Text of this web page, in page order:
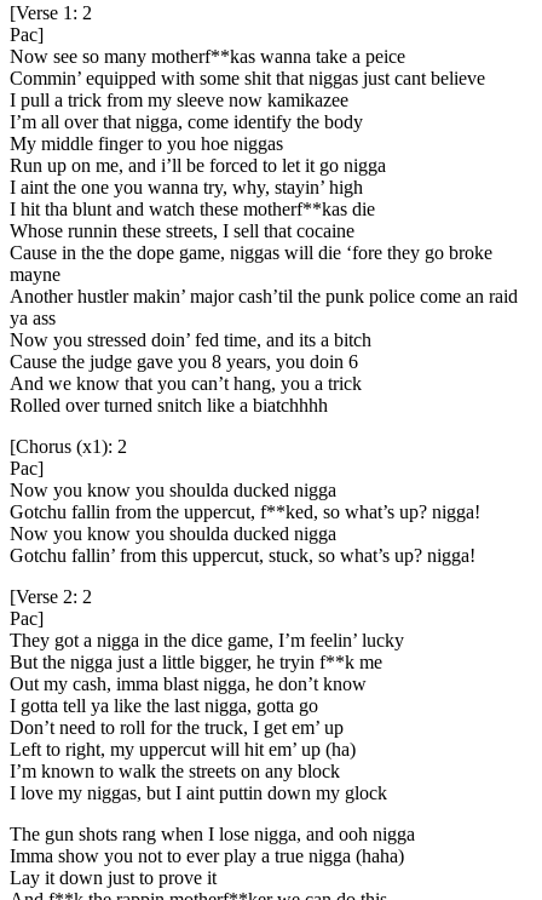
[Verse 1: 2
Pac]
Now see so many motherf**kas wanna take a peice
Commin’ equipped with some shit that niggas just cant believe
I pull a trick from my sleeve now kamikazee
I’m all over that nigga, come identify the body
My middle finger to you hoe niggas
Run up on me, and i’ll be forced to let it go nigga
I aint the one you wanna try, why, stayin’ high
I hit tha blunt and watch these motherf**kas die
Whose runnin these streets, I sell that cocaine
Cause in the the dope game, niggas will die ‘fore they go broke
mayne
Another hustler makin’ major cash’til the punk police come an raid
ya ass
Now you stressed doin’ fed time, and its a bitch
Cause the judge gave you 8 years, you doin 6
And we know that you can’t hang, you a trick
Rolled over turned snitch like a biatchhhh
[Chorus (x1): 2
Pac]
Now you know you shoulda ducked nigga
Gotchu fallin from the uppercut, f**ked, so what’s up? nigga!
Now you know you shoulda ducked nigga
Gotchu fallin’ from this uppercut, stuck, so what’s up? nigga!
[Verse 2: 2
Pac]
They got a nigga in the dice game, I’m feelin’ lucky
But the nigga just a little bigger, he tryin f**k me
Out my cash, imma blast nigga, he don’t know
I gotta tell ya like the last nigga, gotta go
Don’t need to roll for the truck, I get em’ up
Left to right, my uppercut will hit em’ up (ha)
I’m known to walk the streets on any block
I love my niggas, but I aint puttin down my glock
The gun shots rang when I lose nigga, and ooh nigga
Imma show you not to ever play a true nigga (haha)
Lay it down just to prove it